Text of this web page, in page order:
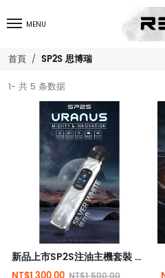
MENU
首頁 SP2S 思博瑞
1- 共 5 条数据
新品上市SP2S注油主機套裝 天王星小煙機 多檔調節 高功率電子主機